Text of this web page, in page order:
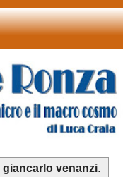
giancarlo venanzi.